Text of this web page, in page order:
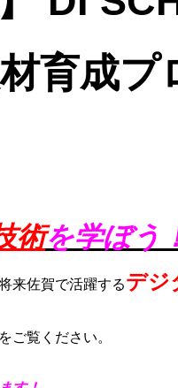
育成プ
術を学ぼう
来佐賀で活躍するデジ
ご覧ください。